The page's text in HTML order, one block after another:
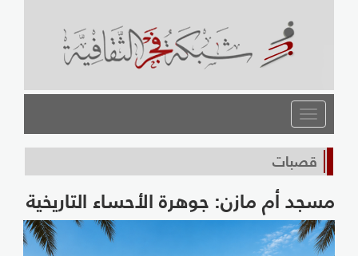
القائمة
قصبات
مسجد أم مازن: جوهرة الأحساء التاريخية